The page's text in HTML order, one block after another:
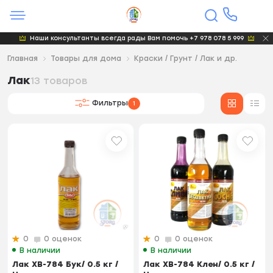
Наши консультанты всегда рады Вам помочь +7 978 078 5 999
Главная Товары для дома Краски / Грунт / Лак и др.
Лак13 товаров
Фильтры 1
0
0 оценок
В наличии
Лак ХВ-784 Бук/ 0.5 кг /
0
0 оценок
В наличии
Лак ХВ-784 Клен/ 0.5 кг /